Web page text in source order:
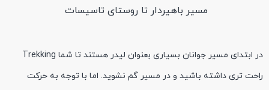
مسیر باهیردار تا روستای تاسیسات
در ابتدای مسیر جوانان بسیاری بعنوان لیدر هستند تا شما Trekking
راحت تری داشته باشید و در مسیر گم نشوید. اما با توجه به حرکت